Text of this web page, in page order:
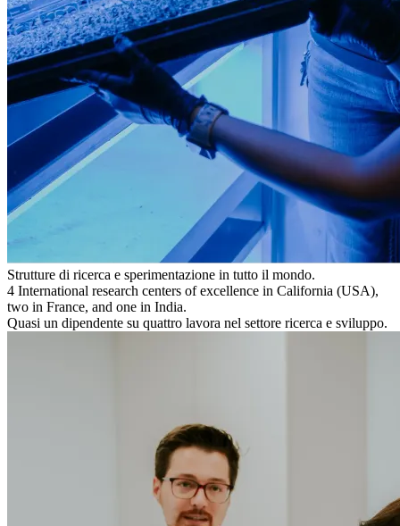
Strutture di ricerca e sperimentazione in tutto il mondo.
4 International research centers of excellence in California (USA),
two in France, and one in India.
Quasi un dipendente su quattro lavora nel settore ricerca e sviluppo.